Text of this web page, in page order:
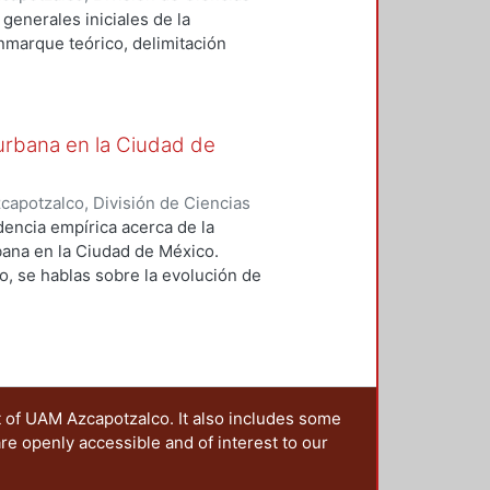
,2013-12)Ejea Mendoza,
iniciales de la
teórico, delimitación
de la Ciudad de México
PALABRAS CLAVE:
and towns -- Growth
en la Ciudad de
División de Ciencias
,2013-12)Ejea Mendoza,
empírica acerca de la
en la Ciudad de México.
se hablas sobre la evolución de
de los datos, en el cuarto,
se expone sobre el
UAM Azcapotzalco. It also includes some
openly accessible and of interest to our